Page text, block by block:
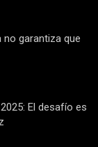
garantiza que
El desafío es